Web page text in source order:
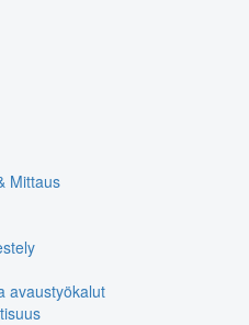
Mittaus
avaustyökalut